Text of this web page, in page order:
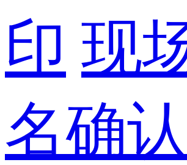
印 现
名确认